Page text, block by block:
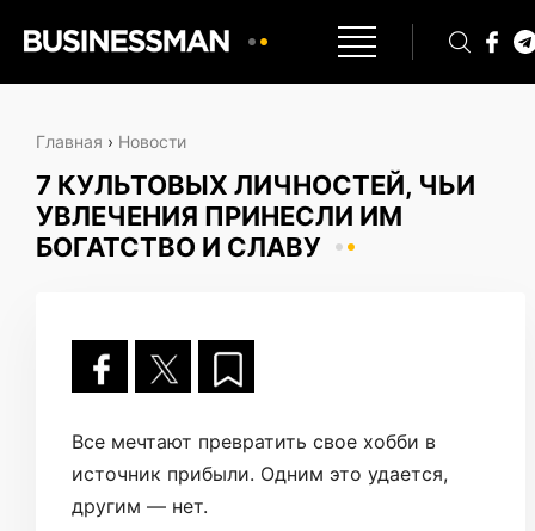
Главная › Новости
7 КУЛЬТОВЫХ ЛИЧНОСТЕЙ, ЧЬИ
УВЛЕЧЕНИЯ ПРИНЕСЛИ ИМ
БОГАТСТВО И СЛАВУ
Все мечтают превратить свое хобби в
источник прибыли. Одним это удается,
другим — нет.